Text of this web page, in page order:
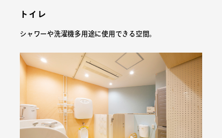
トイレ
シャワーや洗濯機多用途に使用できる空間。